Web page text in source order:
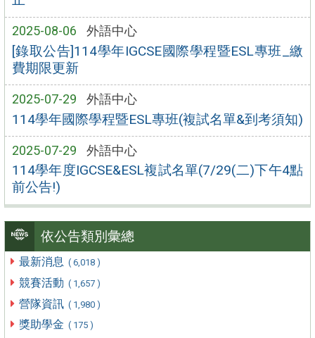
2025-08-06 外語中心
[錄取公告]114學年IGCSE國際學程暨ESL專班_繳
費期限更新
2025-07-29 外語中心
114學年國際學程暨ESL專班(複試名單&到考須知)
2025-07-29 外語中心
114學年度IGCSE&ESL複試名單(7/29(二)下午4點
前公告!)
依公告類別彙總
最新消息 ( 6,018 )
競賽活動 ( 1,657 )
營隊資訊 ( 1,980 )
獎助學金 ( 175 )